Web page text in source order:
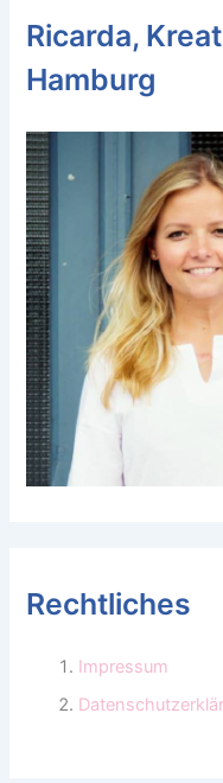
Ricarda,
Hamburg
Rechtliches
Impressum